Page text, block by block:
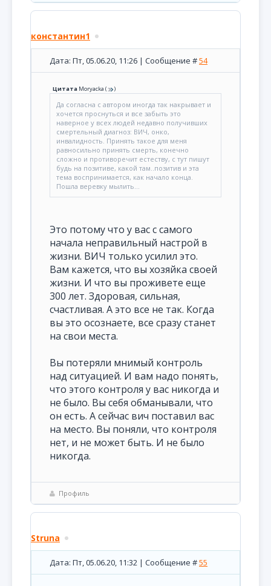
константин1
Дата: Пт, 05.06.20, 11:26 | Сообщение #54
Цитата Moryacka ( )
Да согласна с автором иногда так накрывает и
хочется проснуться и все забыть это
наверное у всех людей недавно получивших
смертельный диагноз: ВИЧ, онко,
инвалидность. Принять такое для меня
равносильно принять смерть, конечно
сложно и противоречит естеству, с тут пишут
будь на позитиве, какой там..позитив и эта
тема воспринимается, как начало конца.
Пошла веревку мылить...
Это потому что у вас с самого
начала неправильный настрой в
жизни. ВИЧ только усилил это.
Вам кажется, что вы хозяйка своей
жизни. И что вы проживете еще
300 лет. Здоровая, сильная,
счастливая. А это все не так. Когда
вы это осознаете, все сразу станет
на свои места.
Вы потеряли мнимый контроль
над ситуацией. И вам надо понять,
что этого контроля у вас никогда и
не было. Вы себя обманывали, что
он есть. А сейчас вич поставил вас
на место. Вы поняли, что контроля
нет, и не может быть. И не было
никогда.
Профиль
Struna
Дата: Пт, 05.06.20, 11:32 | Сообщение #55